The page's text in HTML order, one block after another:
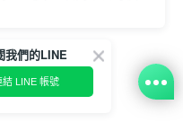
我們的LINE
結 LINE 帳號